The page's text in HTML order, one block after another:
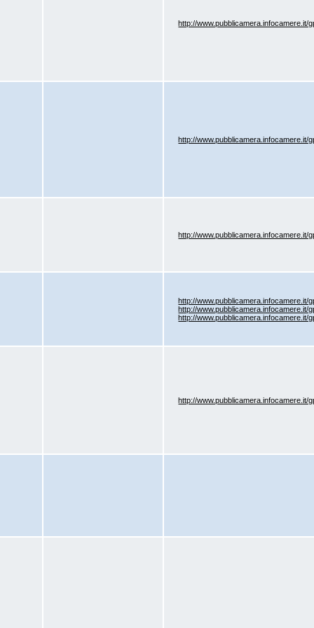
http://www.pubblicamera.infocamere.it/
http://www.pubblicamera.infocamere.it/
http://www.pubblicamera.infocamere.it/
http://www.pubblicamera.infocamere.it/
http://www.pubblicamera.infocamere.it/
http://www.pubblicamera.infocamere.it/
http://www.pubblicamera.infocamere.it/